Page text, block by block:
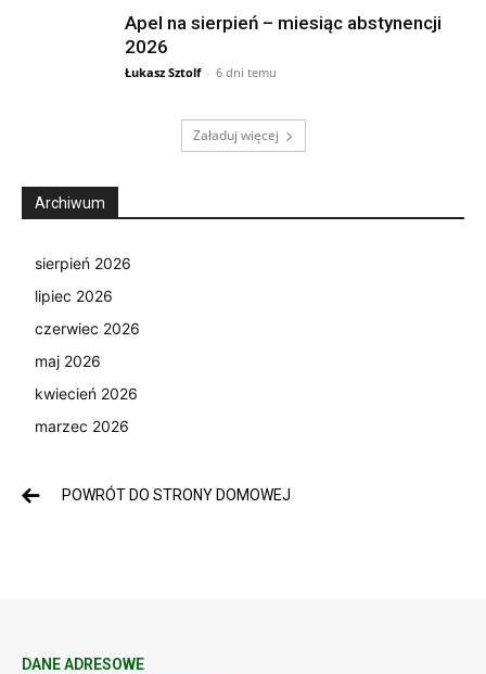
Apel na sierpień – miesiąc abstynencji
2026
Łukasz Sztolf - 6 dni temu
Załaduj więcej
Archiwum
sierpień 2026
lipiec 2026
czerwiec 2026
maj 2026
kwiecień 2026
marzec 2026
POWRÓT DO STRONY DOMOWEJ
DANE ADRESOWE